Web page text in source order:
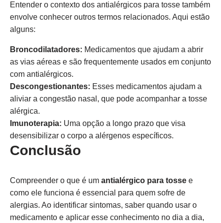
Entender o contexto dos antialérgicos para tosse também
envolve conhecer outros termos relacionados. Aqui estão
alguns:
Broncodilatadores: Medicamentos que ajudam a abrir
as vias aéreas e são frequentemente usados em conjunto
com antialérgicos.
Descongestionantes: Esses medicamentos ajudam a
aliviar a congestão nasal, que pode acompanhar a tosse
alérgica.
Imunoterapia: Uma opção a longo prazo que visa
desensibilizar o corpo a alérgenos específicos.
Conclusão
Compreender o que é um antialérgico para tosse e
como ele funciona é essencial para quem sofre de
alergias. Ao identificar sintomas, saber quando usar o
medicamento e aplicar esse conhecimento no dia a dia,